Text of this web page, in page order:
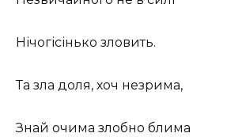
Нічогісінько зловить.
Та зла доля, хоч незрима,
Знай очима злобно блима